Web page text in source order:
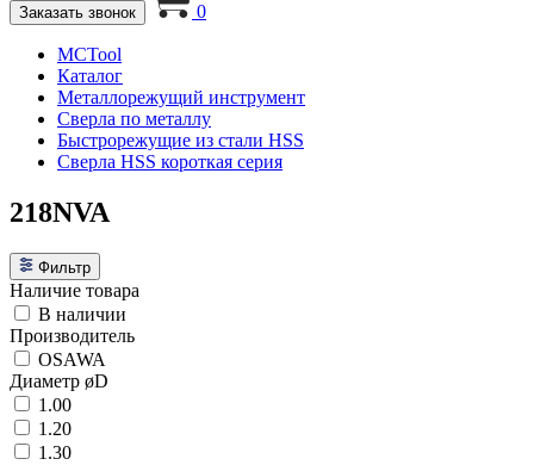
Заказать звонок 0
MCTool
Каталог
Металлорежущий инструмент
Сверла по металлу
Быстрорежущие из стали HSS
Сверла HSS короткая серия
218NVA
Фильтр
Наличие товара
В наличии
Производитель
OSAWA
Диаметр øD
1.00
1.20
1.30